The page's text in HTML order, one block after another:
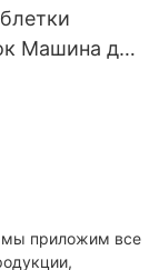
Машина для
мы приложим все